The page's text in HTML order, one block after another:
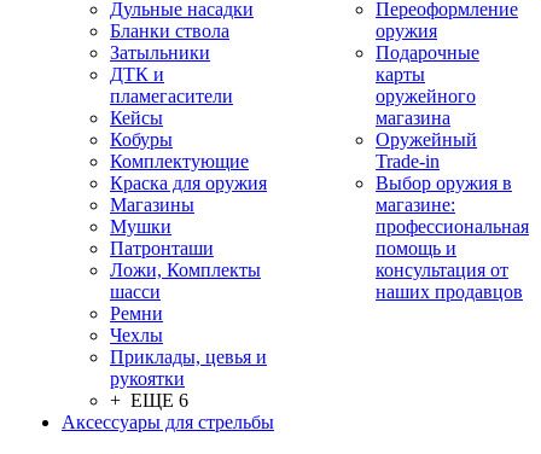
Дульные насадки
Бланки ствола
Затыльники
ДТК и
пламегасители
Кейсы
Кобуры
Комплектующие
Краска для оружия
Магазины
Мушки
Патронташи
Ложи, Комплекты
шасси
Ремни
Чехлы
Приклады, цевья и
рукоятки
+ ЕЩЕ 6
Аксессуары для стрельбы
Переоформление
оружия
Подарочные
карты
оружейного
магазина
Оружейный
Trade-in
Выбор оружия в
магазине:
профессиональная
помощь и
консультация от
наших продавцов